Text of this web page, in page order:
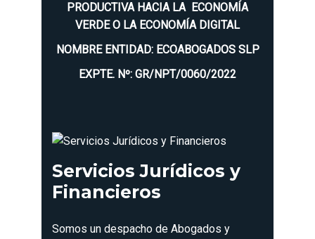
PRODUCTIVA HACIA LA ECONOMÍA
VERDE O LA ECONOMÍA DIGITAL
NOMBRE ENTIDAD: ECOABOGADOS SLP
EXPTE. Nº: GR/NPT/0060/2022
Servicios Jurídicos y
Financieros
Somos un despacho de Abogados y